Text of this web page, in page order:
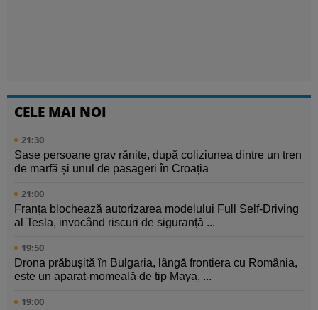
CELE MAI NOI
21:30
Șase persoane grav rănite, după coliziunea dintre un tren
de marfă și unul de pasageri în Croația
21:00
Franța blochează autorizarea modelului Full Self-Driving
al Tesla, invocând riscuri de siguranță ...
19:50
Drona prăbușită în Bulgaria, lângă frontiera cu România,
este un aparat-momeală de tip Maya, ...
19:00